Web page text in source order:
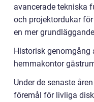
avancerade tekniska
och projektordukar
en mer
Historisk genomgång
hemmakontor
Under de senaste
föremål för livliga